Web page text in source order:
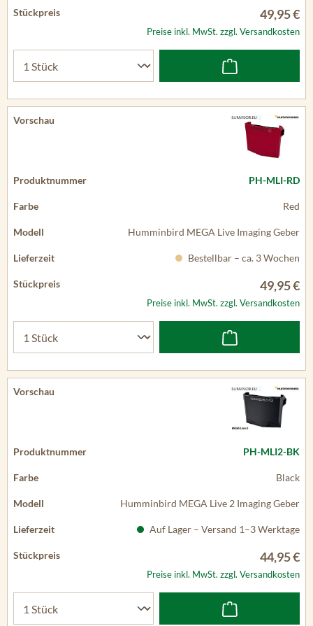
49,95 €
Preise inkl. MwSt. zzgl. Versandkosten
PH-MLI-RD
Red
Humminbird MEGA Live Imaging Geber
Bestellbar – ca. 3 Wochen
49,95 €
Preise inkl. MwSt. zzgl. Versandkosten
PH-MLI2-BK
Black
Humminbird MEGA Live 2 Imaging Geber
Auf Lager – Versand 1–3 Werktage
44,95 €
Preise inkl. MwSt. zzgl. Versandkosten